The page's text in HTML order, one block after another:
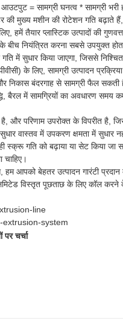
= सामग्री घनत्व * सामग्री
मुख्य मशीन की रोटेशन गति बढ़ाते
हमें तैयार प्लास्टिक उत्पादों की
नियंत्रित करना सबसे उपयुक्त
में सुधार किया जाएगा, जिससे
के लिए, सामग्री उत्पादन
और निकास बंदरगाह से सामग्री फैल
बैरल में सामग्रियों का अवधारण
परिणाम उपरोक्त के विपरीत है,
सुधार वास्तव में उपकरण क्षमता में
स्क्रू गति को बढ़ाया या सेट किया
हम आपको बेहतर उत्पादन गारंटी
विस्तृत पूछताछ के लिए कॉल
line
extrusion-system
चर्चा